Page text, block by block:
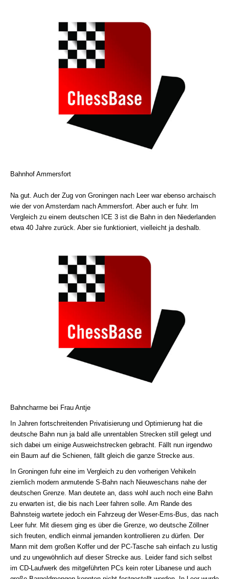
Bahnhof Ammersfort
Na gut. Auch der Zug von Groningen nach Leer war ebenso archaisch
wie der von Amsterdam nach Ammersfort. Aber auch er fuhr. Im
Vergleich zu einem deutschen ICE 3 ist die Bahn in den Niederlanden
etwa 40 Jahre zurück. Aber sie funktioniert, vielleicht ja deshalb.
Bahncharme bei Frau Antje
In Jahren fortschreitenden Privatisierung und Optimierung hat die
deutsche Bahn nun ja bald alle unrentablen Strecken still gelegt und
sich dabei um einige Ausweichstrecken gebracht. Fällt nun irgendwo
ein Baum auf die Schienen, fällt gleich die ganze Strecke aus.
In Groningen fuhr eine im Vergleich zu den vorherigen Vehikeln
ziemlich modern anmutende S-Bahn nach Nieuweschans nahe der
deutschen Grenze. Man deutete an, dass wohl auch noch eine Bahn
zu erwarten ist, die bis nach Leer fahren solle. Am Rande des
Bahnsteig wartete jedoch ein Fahrzeug der Weser-Ems-Bus, das nach
Leer fuhr. Mit diesem ging es über die Grenze, wo deutsche Zöllner
sich freuten, endlich einmal jemanden kontrollieren zu dürfen. Der
Mann mit dem großen Koffer und der PC-Tasche sah einfach zu lustig
und zu ungewöhnlich auf dieser Strecke aus. Leider fand sich selbst
im CD-Laufwerk des mitgeführten PCs kein roter Libanese und auch